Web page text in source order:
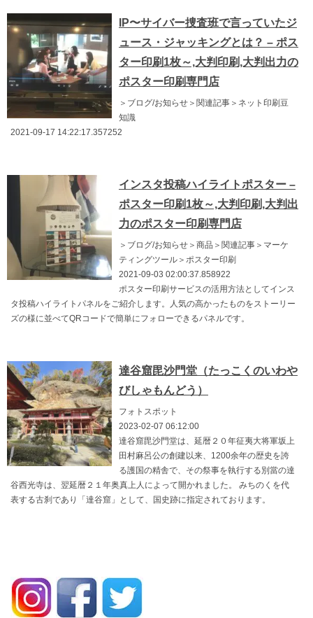
IP〜サイバー捜査班で言っていたジ
ュース・ジャッキングとは？ – ポス
ター印刷1枚～,大判印刷,大判出力の
ポスター印刷専門店
＞ブログ/お知らせ＞関連記事＞ネット印刷豆
知識
2021-09-17 14:22:17.357252
インスタ投稿ハイライトポスター –
ポスター印刷1枚～,大判印刷,大判出
力のポスター印刷専門店
＞ブログ/お知らせ＞商品＞関連記事＞マーケ
ティングツール＞ポスター印刷
2021-09-03 02:00:37.858922
ポスター印刷サービスの活用方法としてインス
タ投稿ハイライトパネルをご紹介します。人気の高かったものをストーリー
ズの様に並べてQRコードで簡単にフォローできるパネルです。
達谷窟毘沙門堂（たっこくのいわや
びしゃもんどう）
フォトスポット
2023-02-07 06:12:00
達谷窟毘沙門堂は、延暦２０年征夷大将軍坂上
田村麻呂公の創建以来、1200余年の歴史を誇
る護国の精舎で、その祭事を執行する別當の達
谷西光寺は、翌延暦２１年奥真上人によって開かれました。 みちのくを代
表する古刹であり「達谷窟」として、国史跡に指定されております。